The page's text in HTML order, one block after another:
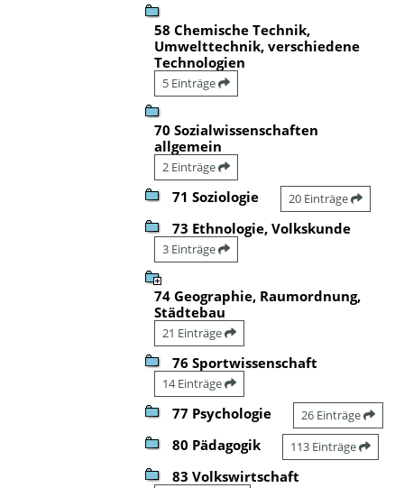
58 Chemische Technik,
Umwelttechnik, verschiedene
Technologien
5 Einträge
70 Sozialwissenschaften
allgemein
2 Einträge
71 Soziologie 20 Einträge
73 Ethnologie, Volkskunde
3 Einträge
74 Geographie, Raumordnung,
Städtebau
21 Einträge
76 Sportwissenschaft
14 Einträge
77 Psychologie 26 Einträge
80 Pädagogik 113 Einträge
83 Volkswirtschaft